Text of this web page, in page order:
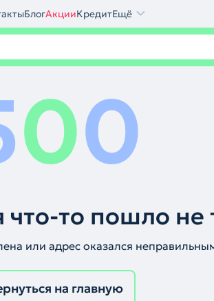
БлогАкцииКредитЕщё
00
что-то пошло не
или адрес оказался
на главную